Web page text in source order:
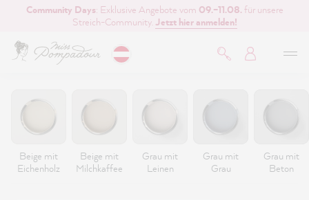
springen
Community Days: Exklusive Angebote vom 09.–11.08. für unsere
Streich-Community. Jetzt hier anmelden!
Beige mit
Eichenholz
Beige mit
Milchkaffee
Grau mit
Leinen
Grau mit
Grau
Grau mit
Beton